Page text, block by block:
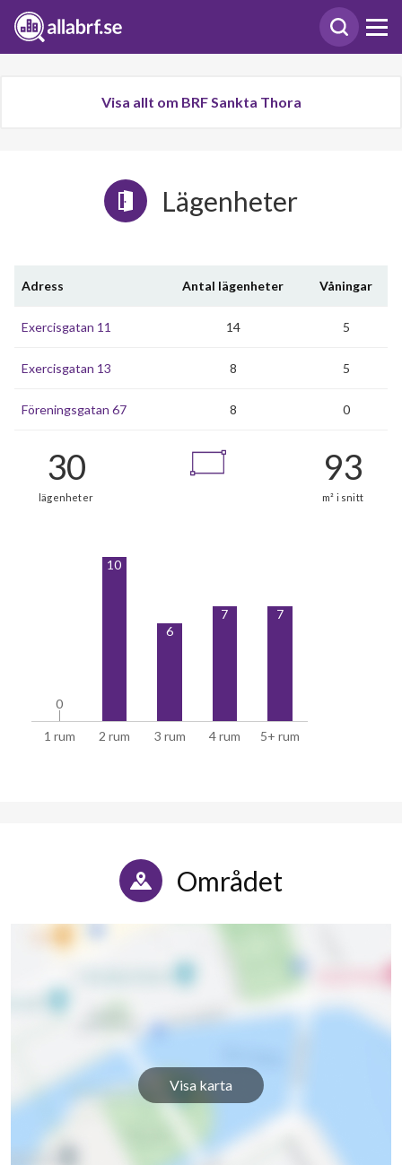
Visa allt om BRF Sankta Thora
Lägenheter
Adress Antal lägenheter Våningar
Exercisgatan 11 14 5
Exercisgatan 13 8 5
Föreningsgatan 67 8 0
1 rum 2 rum 3 rum 4 rum 5+ rum
0
0
10
6
7 7
Området
Visa karta